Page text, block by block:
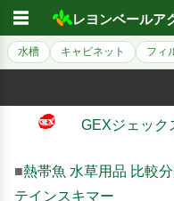
☰ レヨンベールア
水槽 キャビネット フィ
GEXジェック
■熱帯魚 水草用品 比較
テインスキマー